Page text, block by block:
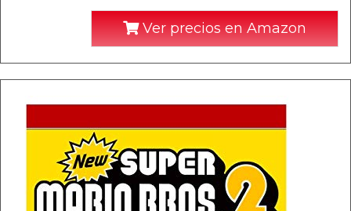
Ver precios en Amazon